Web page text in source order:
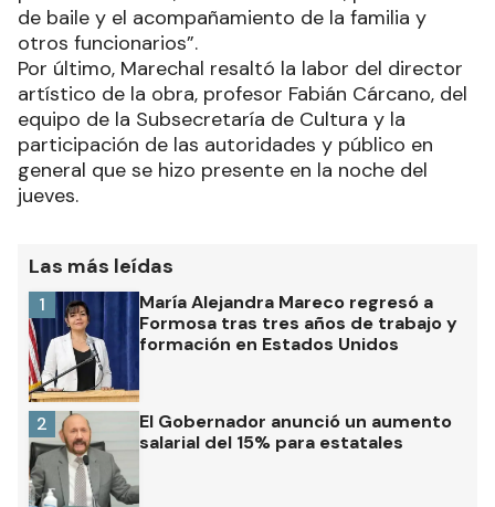
de baile y el acompañamiento de la familia y
otros funcionarios”.
Por último, Marechal resaltó la labor del director
artístico de la obra, profesor Fabián Cárcano, del
equipo de la Subsecretaría de Cultura y la
participación de las autoridades y público en
general que se hizo presente en la noche del
jueves.
Las más leídas
María Alejandra Mareco regresó a
Formosa tras tres años de trabajo y
formación en Estados Unidos
1
El Gobernador anunció un aumento
salarial del 15% para estatales
2